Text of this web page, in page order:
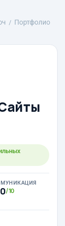
Портфолио
/10